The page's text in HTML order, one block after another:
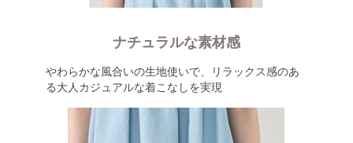
ナチュラルな素材感
やわらかな風合いの生地使いで、リラックス感のあ
る大人カジュアルな着こなしを実現